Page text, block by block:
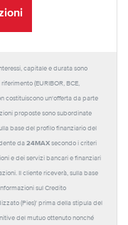
capitale e durata sono
(EURIBOR, BCE,
costituiscono un'offerta da parte
proposte sono subordinate
base del profilo finanziario del
da 24MAX secondo i criteri
e dei servizi bancari e finanziari
Il cliente riceverà, sulla base
sul Credito
(Pies)' prima della stipula del
del mutuo ottenuto nonché